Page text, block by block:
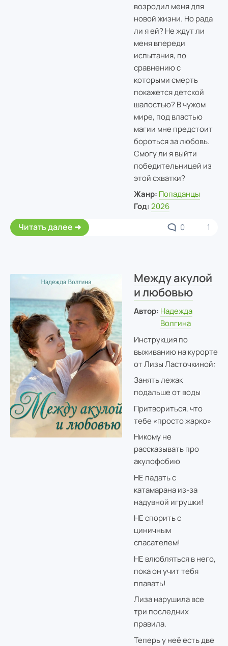
возродил меня для
новой жизни. Но рада
ли я ей? Не ждут ли
меня впереди
испытания, по
сравнению с
которыми смерть
покажется детской
шалостью? В чужом
мире, под властью
магии мне предстоит
бороться за любовь.
Смогу ли я выйти
победительницей из
этой схватки?
Жанр: Попаданцы
Год: 2026
Читать далее 0 1
Между акулой
и любовью
Автор: Надежда
Волгина
Инструкция по
выживанию на курорте
от Лизы Ласточкиной:
Занять лежак
подальше от воды
Притвориться, что
тебе «просто жарко»
Никому не
рассказывать про
акулофобию
НЕ падать с
катамарана из-за
надувной игрушки!
НЕ спорить с
циничным
спасателем!
НЕ влюбляться в него,
пока он учит тебя
плавать!
Лиза нарушила все
три последних
правила.
Теперь у неё есть две